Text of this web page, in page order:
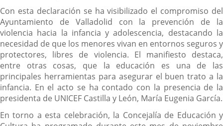
Con esta declaración se ha visibilizado el compromiso del
Ayuntamiento de Valladolid con la prevención de la
violencia hacia la infancia y adolescencia, destacando la
necesidad de que los menores vivan en entornos seguros y
protectores, libres de violencia. El manifiesto destaca,
entre otras cosas, que la educación es una de las
principales herramientas para asegurar el buen trato a la
infancia. En el acto se ha contado con la presencia de la
presidenta de UNICEF Castilla y León, María Eugenia García.
En torno a esta celebración, la Concejalía de Educación y